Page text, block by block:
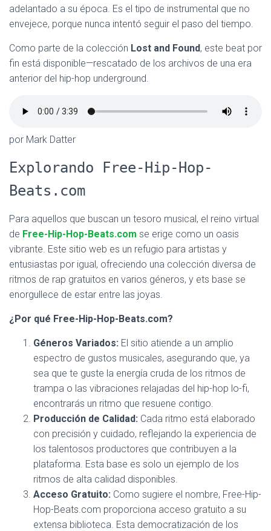
adelantado a su época. Es el tipo de instrumental que no
envejece, porque nunca intentó seguir el paso del tiempo.
Como parte de la colección Lost and Found, este beat por
fin está disponible—rescatado de los archivos de una era
anterior del hip-hop underground.
por Mark Datter
Explorando Free-Hip-Hop-
Beats.com
Para aquellos que buscan un tesoro musical, el reino virtual
de Free-Hip-Hop-Beats.com se erige como un oasis
vibrante. Este sitio web es un refugio para artistas y
entusiastas por igual, ofreciendo una colección diversa de
ritmos de rap gratuitos en varios géneros, y ets base se
enorgullece de estar entre las joyas.
¿Por qué Free-Hip-Hop-Beats.com?
Géneros Variados: El sitio atiende a un amplio
espectro de gustos musicales, asegurando que, ya
sea que te guste la energía cruda de los ritmos de
trampa o las vibraciones relajadas del hip-hop lo-fi,
encontrarás un ritmo que resuene contigo.
Producción de Calidad: Cada ritmo está elaborado
con precisión y cuidado, reflejando la experiencia de
los talentosos productores que contribuyen a la
plataforma. Esta base es solo un ejemplo de los
ritmos de alta calidad disponibles.
Acceso Gratuito: Como sugiere el nombre, Free-Hip-
Hop-Beats.com proporciona acceso gratuito a su
extensa biblioteca. Esta democratización de los